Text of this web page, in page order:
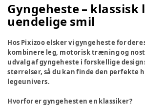
Gyngeheste – klassisk
uendelige smil
Hos Pixizoo elsker vi gyngeheste for
kombinere leg, motorisk træning og
udvalg af gyngeheste i forskellige
størrelser, så du kan finde den perfekte
legeunivers.
Hvorfor er gyngehesten en klassiker?